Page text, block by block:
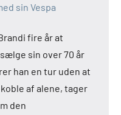
sin Vespa
fire år at
sin over 70 år
han en tur uden at
af alene, tager
den